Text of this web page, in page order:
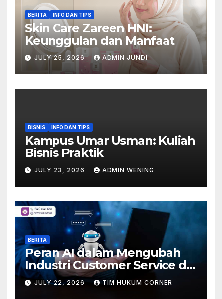
BERITA INFO DAN TIPS
Skin Care Zareen HNI:
Keunggulan dan Manfaat
JULY 25, 2026 ADMIN JUNDI
BISNIS INFO DAN TIPS
Kampus Umar Usman: Kuliah
Bisnis Praktik
JULY 23, 2026 ADMIN WENING
BERITA
Peran AI dalam Mengubah
Industri Customer Service di
Indonesia
JULY 22, 2026 TIM HUKUM CORNER